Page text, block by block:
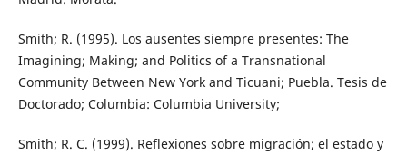
Smith; R. (1995). Los ausentes siempre presentes: The
Imagining; Making; and Politics of a Transnational
Community Between New York and Ticuani; Puebla. Tesis de
Doctorado; Columbia: Columbia University;
Smith; R. C. (1999). Reflexiones sobre migración; el estado y